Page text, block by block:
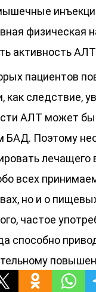
физическая
активность АЛТ
пациентов
как следствие,
АЛТ может
БАД. Поэтому
лечащего
всех
но и о
частое
способно
АЛТ